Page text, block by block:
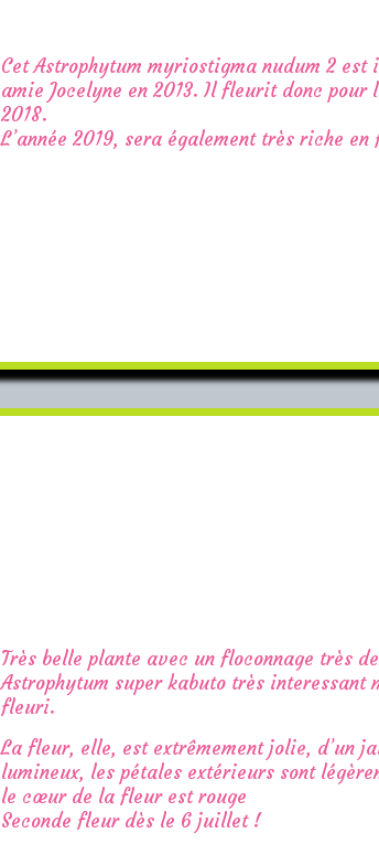
Cet Astrophytum myriostigma nudum 2 est
amie Jocelyne en 2013. Il fleurit donc
2018.
L’année 2019, sera également très riche en
Très belle plante avec un floconnage très
Astrophytum super kabuto très interessant
fleuri.
La fleur, elle, est extrêmement jolie, d’un
lumineux, les pétales extérieurs sont
le cœur de la fleur est rouge
Seconde fleur dès le 6 juillet !